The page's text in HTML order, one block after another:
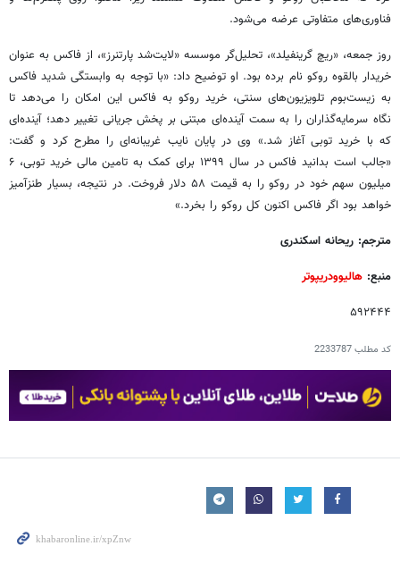
فناوری‌های متفاوتی عرضه می‌شود.
روز جمعه، «ریچ گرینفیلد»، تحلیل‌گر موسسه «لایت‌شد پارتنرز»، از فاکس به عنوان
خریدار بالقوه روکو نام برده بود. او توضیح داد: «با توجه به وابستگی شدید فاکس
به زیست‌بوم تلویزیون‌های سنتی، خرید روکو به فاکس این امکان را می‌دهد تا
نگاه سرمایه‌گذاران را به سمت آینده‌ای مبتنی بر پخش جریانی تغییر دهد؛ آینده‌ای
که با خرید توبی آغاز شد.» وی در پایان نایب غریبانه‌ای را مطرح کرد و گفت:
«جالب است بدانید فاکس در سال ۱۳۹۹ برای کمک به تامین مالی خرید توبی، ۶
میلیون سهم خود در روکو را به قیمت ۵۸ دلار فروخت. در نتیجه، بسیار طنزآمیز
خواهد بود اگر فاکس اکنون کل روکو را بخرد.»
مترجم: ریحانه اسکندری
منبع: هالیوودریپوتر
۵۹۲۴۴۴
کد مطلب2233787